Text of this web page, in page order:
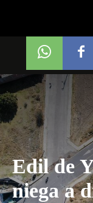
Edil de
niega a